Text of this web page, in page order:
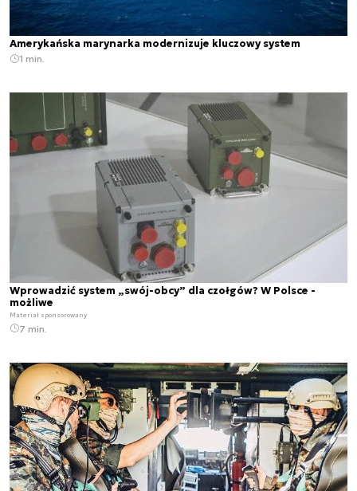
Amerykańska marynarka modernizuje kluczowy system
1 min.
Wprowadzić system „swój-obcy” dla czołgów? W Polsce -
możliwe
Materiał sponsorowany
7 min.